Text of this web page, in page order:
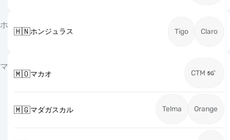
ホ
🇭🇳ホンジュラス Tigo Claro
マ
🇲🇴マカオ CTM
🇲🇬マダガスカル Telma Orange